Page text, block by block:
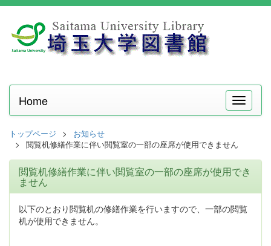
メ
ニ
Home
トップページ
お知らせ
閲覧机修繕作業に伴い閲覧室の一部の座席が使用できません
閲覧机修繕作業に伴い閲覧室の一部の座席が使用でき
ません
以下のとおり閲覧机の修繕作業を行いますので、一部の閲覧
机が使用できません。